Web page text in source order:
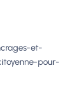
et-
pour-